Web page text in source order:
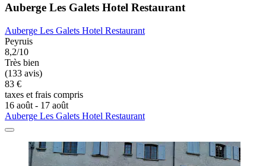
Auberge Les Galets Hotel Restaurant
Auberge Les Galets Hotel Restaurant
Peyruis
8,2/10
Très bien
(133 avis)
83 €
taxes et frais compris
16 août - 17 août
Auberge Les Galets Hotel Restaurant